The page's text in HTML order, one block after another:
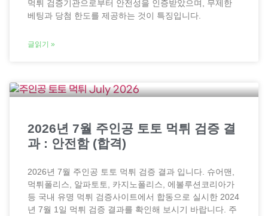
먹튀 검증기관으로부터 안전성을 인증받았으며, 무제한
베팅과 당첨 한도를 제공하는 것이 특징입니다.
글읽기 »
2026년 7월 주인공 토토 먹튀 검증 결
과 : 안전함 (합격)
2026년 7월 주인공 토토 먹튀 검증 결과 입니다. 슈어맨,
먹튀폴리스, 알파토토, 카지노폴리스, 에볼루션코리아가
등 국내 유명 먹튀 검증사이트에서 합동으로 실시한 2024
년 7월 1일 먹튀 검증 결과를 확인해 보시기 바랍니다. 주